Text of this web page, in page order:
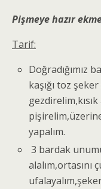
Pişmeye hazır
Tarif:
Doğradığımız
kaşığı toz
yapalım.
3 bardak
alalım,ortasını